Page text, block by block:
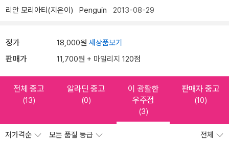
리안 모리아티(지은이) Penguin 2013-08-29
정가 18,000원 새상품보기
판매가 11,700원 + 마일리지 120점
전체 중고
(13)
알라딘 중고
(0)
이 광활한
우주점
(3)
판매자 중고
(10)
저가격순 모든 품질 등급 전체